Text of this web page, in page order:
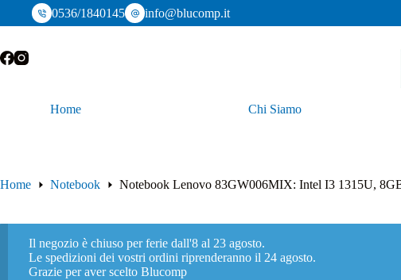
0536/1840145 info@blucomp.it
Home Chi Siamo
Home Notebook Notebook Lenovo 83GW006MIX: Intel I3 1315U,
Il negozio è chiuso per ferie dall'8 al 23 agosto.
Le spedizioni dei vostri ordini riprenderanno il 24 agosto.
Grazie per aver scelto Blucomp